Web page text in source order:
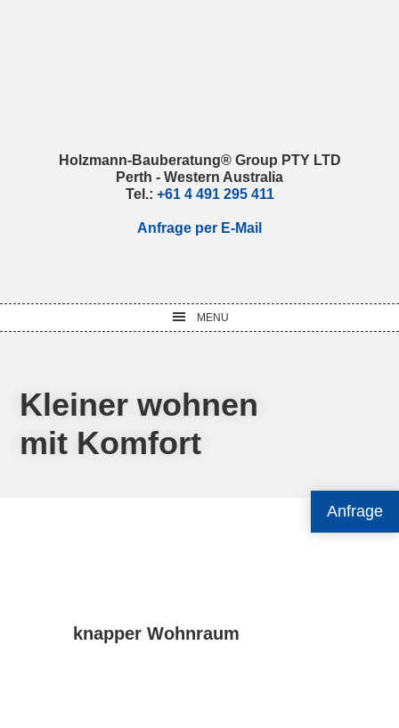
Anfrage
Holzmann-Bauberatung® Group PTY LTD
Perth - Western Australia
Tel.: +61 4 491 295 411
Anfrage per E-Mail
MENU
Kleiner wohnen
mit Komfort
knapper Wohnraum